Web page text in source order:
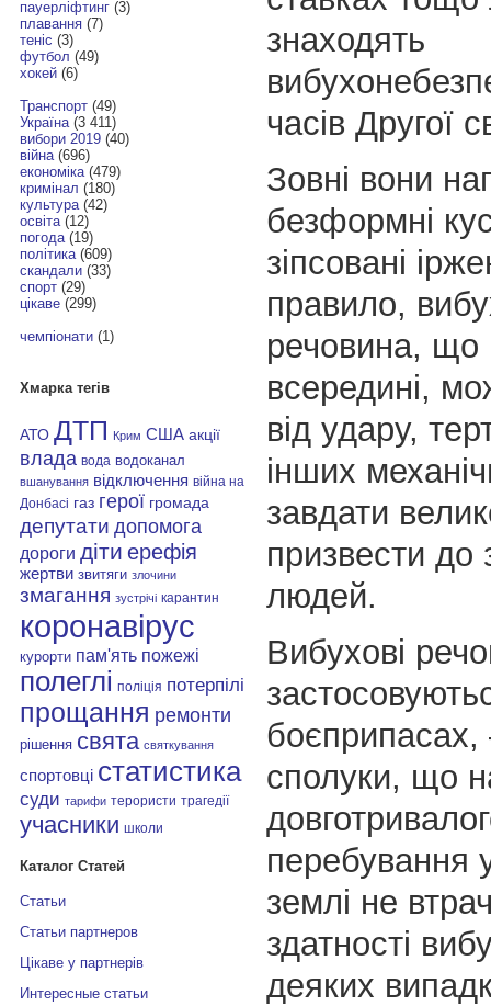
пауерліфтинг(3)
плавання(7)
теніс (3)
футбол (49)
хокей(6)
Транспорт(49)
Україна(3 411)
вибори 2019(40)
війна(696)
економіка(479)
кримінал (180)
культура(42)
освіта(12)
погода(19)
політика(609)
скандали(33)
спорт(29)
цікаве(299)
чемпіонати(1)
Хмарка тегів
АТО ДТП Крим США акції
влада вода водоканал
вшанування відключення війна на
Донбасі газ герої громада
депутати допомога
дороги діти ерефія
жертви звитяги злочини
змагання зустрічі карантин
коронавірус
курорти пам'ять пожежі
полеглі поліція потерпілі
прощання ремонти
рішення свята святкування
спортовці статистика
суди тарифи терористи трагедії
учасники школи
Каталог Статей
Статьи
Статьи партнеров
Цікаве у партнерів
Интересные статьи
знаходять
часів Другої
Зовні вони
безформні
зіпсовані
правило,
речовина, що
всередині,
від удару,
інших
завдати
призвести до
людей.
Вибухові
боєприпасах,
сполуки, що
перебування
землі не
здатності
деяких